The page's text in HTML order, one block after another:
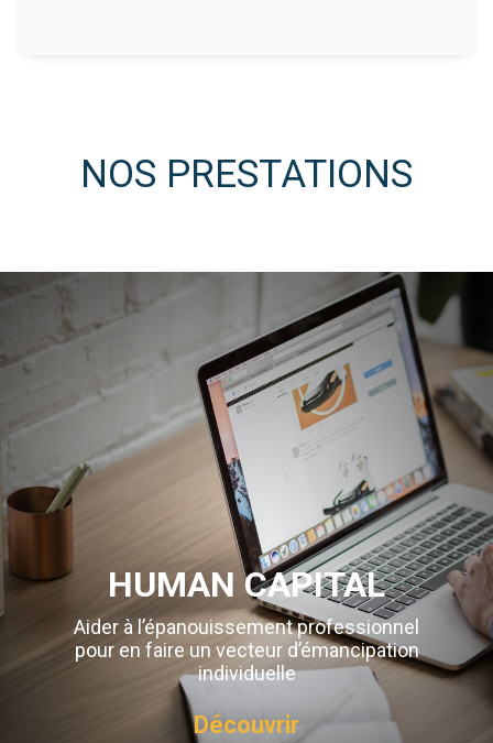
NOS PRESTATIONS
HUMAN CAPITAL
Aider à l’épanouissement professionnel
pour en faire un vecteur d’émancipation
individuelle
Découvrir